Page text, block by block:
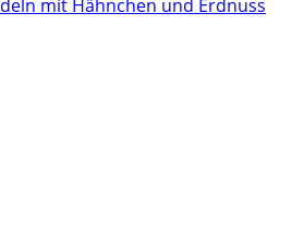
mit Hähnchen und Erdnuss